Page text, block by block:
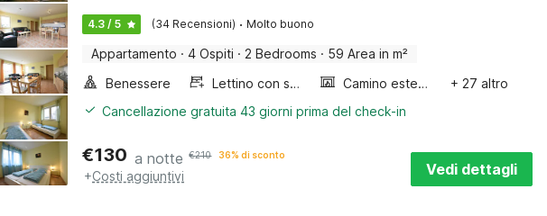
4.3 / 5 (34 Recensioni) · Molto buono
Appartamento · 4 Ospiti · 2 Bedrooms · 59 Area in m²
Benessere
Lettino con sponde Camino esterno
+ 27 altro
Cancellazione gratuita 43 giorni prima del check-in
€130 a notte €210 36% di sconto
+Costi aggiuntivi Vedi dettagli